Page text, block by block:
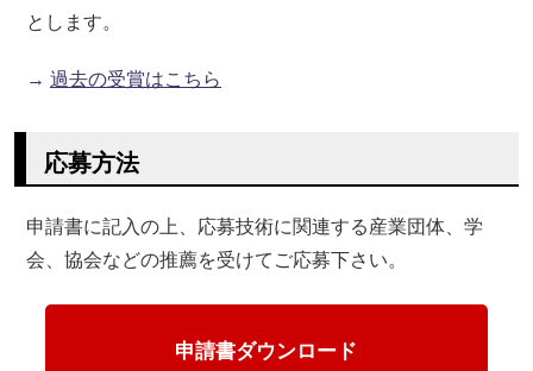
とします。
→ 過去の受賞はこちら
応募方法
申請書に記入の上、応募技術に関連する産業団体、学
会、協会などの推薦を受けてご応募下さい。
申請書ダウンロード